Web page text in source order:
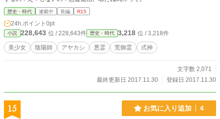
歴史・時代 連載中 長編 R15
24h.ポイント 0pt
小説 228,643 位 / 228,643件 歴史・時代 3,218 位 / 3,218件
美少女 陰陽師 アヤカシ 悪霊 荒御霊 式神
文字数 2,071
最終更新日 2017.11.30
登録日 2017.11.30
15 お気に入り追加 4